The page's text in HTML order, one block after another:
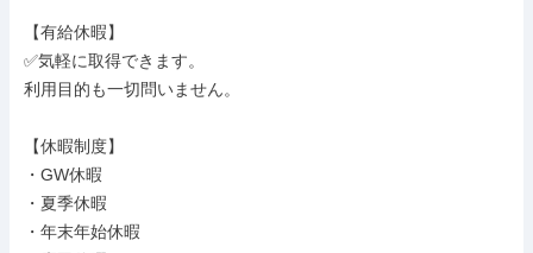
【有給休暇】
✅気軽に取得できます。
利用目的も一切問いません。
【休暇制度】
・GW休暇
・夏季休暇
・年末年始休暇